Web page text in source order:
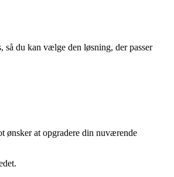
du kan vælge den løsning, der passer
ønsker at opgradere din nuværende